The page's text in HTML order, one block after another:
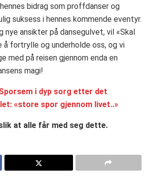
bidrag som proffdanser og
suksess i hennes kommende eventyr.
nye ansikter på dansegulvet, vil «Skal
fortrylle og underholde oss, og vi
med på reisen gjennom enda en
magi!
i dyp sorg etter det
«store spor gjennom livet..»
at alle får med seg dette.